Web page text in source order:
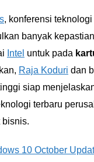
, konferensi
banyak
Intel untuk pada
Raja Koduri dan
siap
terbaru
bisnis.
10 October